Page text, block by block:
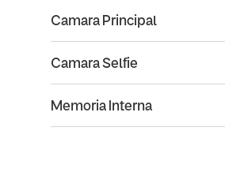
Camara Principal
Camara Selfie
Memoria Interna